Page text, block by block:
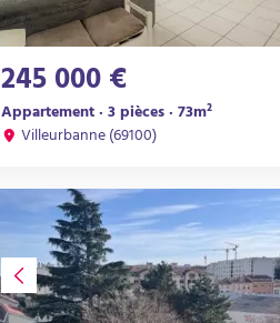
245 000 €
Appartement · 3 pièces · 73m²
Villeurbanne (69100)